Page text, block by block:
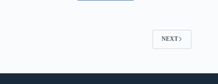
NEXT